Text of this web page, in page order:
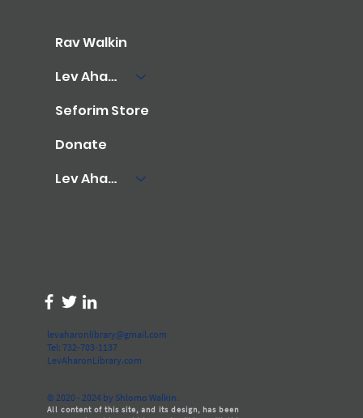
Rav Walkin
Lev Aharon Library
Seforim Store
Donate
Lev Aharon Foundation
levaharonlibrary@gmail.com
Tel: 732-703-1137
LevAharonLibrary.com
© 2020 - 2024 by Shlomo Walkin.
All content of this site, and its design, has been